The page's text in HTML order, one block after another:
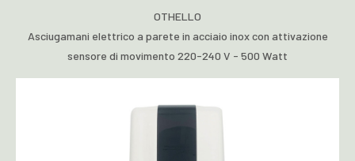
OTHELLO
Asciugamani elettrico a parete in acciaio inox con attivazione
sensore di movimento 220-240 V - 500 Watt